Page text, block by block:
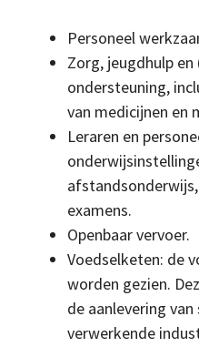
Personeel
Zorg, jeugdhulp
ondersteuning,
van medicijnen en
Leraren en
examens.
Openbaar vervoer.
Voedselketen: de
worden gezien.
de aanlevering
verwerkende